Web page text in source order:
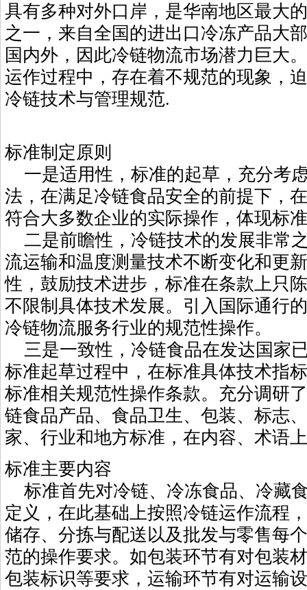
具有多种对外口岸，是华南地区最大
之一，来自全国的进出口冷冻产品大
国内外，因此冷链物流市场潜力巨大
运作过程中，存在着不规范的现象，
冷链技术与管理规范.
标准制定原则
一是适用性，标准的起草，充分考
法，在满足冷链食品安全的前提下，
符合大多数企业的实际操作，体现标
二是前瞻性，冷链技术的发展非常
流运输和温度测量技术不断变化和更
性，鼓励技术进步，标准在条款上只
不限制具体技术发展。引入国际通行
冷链物流服务行业的规范性操作。
三是一致性，冷链食品在发达国家
标准起草过程中，在标准具体技术指
标准相关规范性操作条款。充分调研
链食品产品、食品卫生、包装、标志
家、行业和地方标准，在内容、术语
标准主要内容
标准首先对冷链、冷冻食品、冷藏
定义，在此基础上按照冷链运作流程
储存、分拣与配送以及批发与零售每
范的操作要求。如包装环节有对包装
包装标识等要求，运输环节有对运输